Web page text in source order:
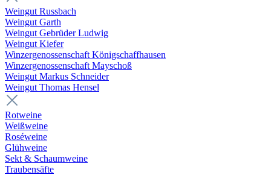
Weingut Russbach
Weingut Garth
Weingut Gebrüder Ludwig
Weingut Kiefer
Winzergenossenschaft Königschaffhausen
Winzergenossenschaft Mayschoß
Weingut Markus Schneider
Weingut Thomas Hensel
Rotweine
Weißweine
Roséweine
Glühweine
Sekt & Schaumweine
Traubensäfte